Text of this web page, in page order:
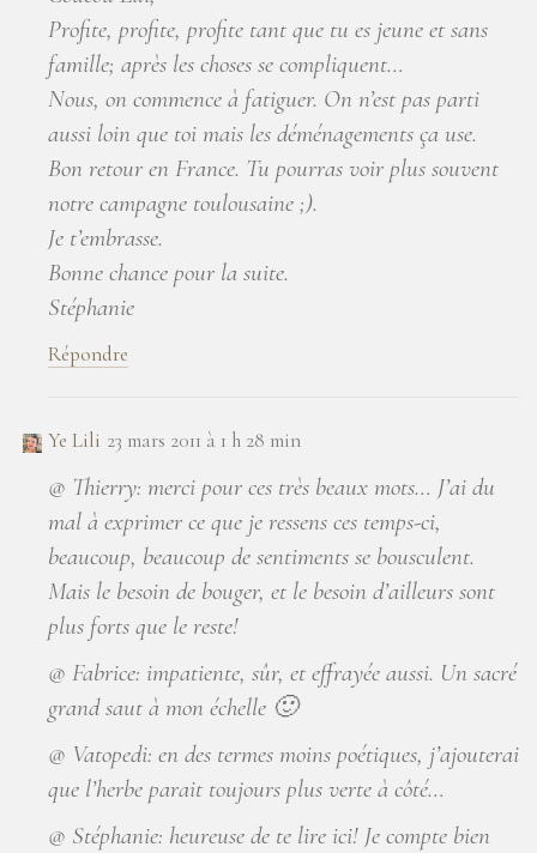
Profite, profite, profite tant que tu es jeune et sans
famille; après les choses se compliquent…
Nous, on commence à fatiguer. On n’est pas parti
aussi loin que toi mais les déménagements ça use.
Bon retour en France. Tu pourras voir plus souvent
notre campagne toulousaine ;).
Je t’embrasse.
Bonne chance pour la suite.
Stéphanie
Répondre
Ye Lili 23 mars 2011 à 1 h 28 min
@ Thierry: merci pour ces très beaux mots… J’ai du
mal à exprimer ce que je ressens ces temps-ci,
beaucoup, beaucoup de sentiments se bousculent.
Mais le besoin de bouger, et le besoin d’ailleurs sont
plus forts que le reste!
@ Fabrice: impatiente, sûr, et effrayée aussi. Un sacré
grand saut à mon échelle 🙂
@ Vatopedi: en des termes moins poétiques, j’ajouterai
que l’herbe parait toujours plus verte à côté…
@ Stéphanie: heureuse de te lire ici! Je compte bien